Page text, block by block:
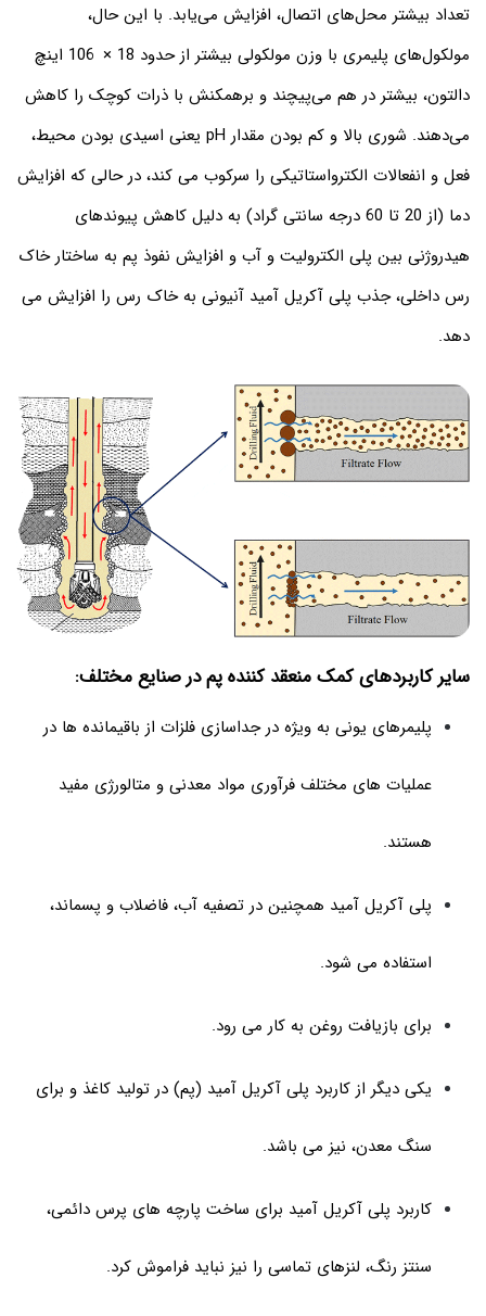
تعداد بیشتر محل‌های اتصال، افزایش می‌یابد. با این حال،
مولکول‌های پلیمری با وزن مولکولی بیشتر از حدود 18 × 106 اینچ
دالتون، بیشتر در هم می‌پیچند و برهمکنش با ذرات کوچک را کاهش
می‌دهند. شوری بالا و کم بودن مقدار pH یعنی اسیدی بودن محیط،
فعل و انفعالات الکترواستاتیکی را سرکوب می کند، در حالی که افزایش
دما (از 20 تا 60 درجه سانتی گراد) به دلیل کاهش پیوندهای
هیدروژنی بین پلی الکترولیت و آب و افزایش نفوذ پم به ساختار خاک
رس داخلی، جذب پلی آکریل آمید آنیونی به خاک رس را افزایش می
دهد.
سایر کاربردهای کمک منعقد کننده پم در صنایع مختلف:
پلیمرهای یونی به ویژه در جداسازی فلزات از باقیمانده ها در
عملیات های مختلف فرآوری مواد معدنی و متالورژی مفید
هستند.
پلی آکریل آمید همچنین در تصفیه آب، فاضلاب و پسماند،
استفاده می شود.
برای بازیافت روغن به کار می رود.
یکی دیگر از کاربرد پلی آکریل آمید (پم) در تولید کاغذ و برای
سنگ معدن، نیز می باشد.
کاربرد پلی آکریل آمید برای ساخت پارچه های پرس دائمی،
سنتز رنگ، لنزهای تماسی را نیز نباید فراموش کرد.